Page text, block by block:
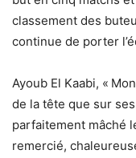
classement des
continue de porter
Ayoub El Kaabi, «
de la tête que sur
parfaitement mâché
remercié,